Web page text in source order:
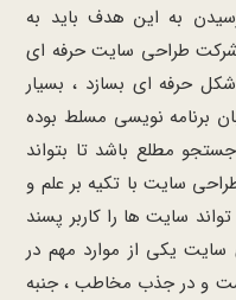
به این هدف باید به
طراحی سایت حرفه ای
حرفه ای بسازد ، بسیار
برنامه نویسی مسلط بوده
مطلع باشد تا بتواند
سایت با تکیه بر علم و
سایت ها را کاربر پسند
سایت یکی از موارد مهم در
و در جذب مخاطب ، جنبه